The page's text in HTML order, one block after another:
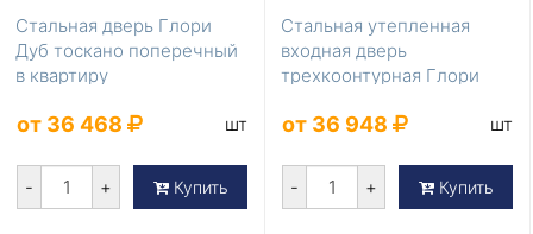
Стальная дверь Глори
Дуб тоскано поперечный
в квартиру
от 36 468 шт
- + Купить
Стальная утепленная
входная дверь
трехкоонтурная Глори
Сноу
от 36 948 шт
- + Купить